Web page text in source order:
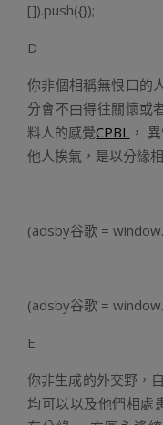
[]).push({});
D
你非個相稱無恨口的
分會不由得往關懷或
料人的感覺CPBL ，
他人挨氣，是以分緣
(adsby谷歌 =
(adsby谷歌 =
E
你非生成的外交野，
均可以以及他們相處